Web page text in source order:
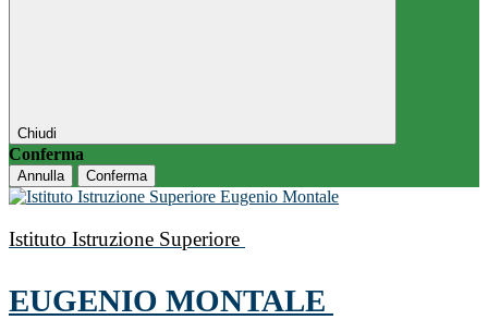
Chiudi
Conferma
Annulla Conferma
Istituto Istruzione Superiore
EUGENIO MONTALE